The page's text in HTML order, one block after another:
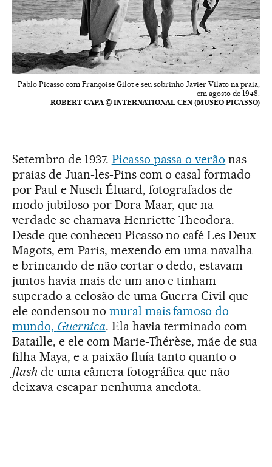
Pablo Picasso com Françoise Gilot e seu sobrinho Javier Vilato na praia,
em agosto de 1948.
ROBERT CAPA © INTERNATIONAL CEN (MUSEO PICASSO)
Setembro de 1937. Picasso passa o verão nas
praias de Juan-les-Pins com o casal formado
por Paul e Nusch Éluard, fotografados de
modo jubiloso por Dora Maar, que na
verdade se chamava Henriette Theodora.
Desde que conheceu Picasso no café Les Deux
Magots, em Paris, mexendo em uma navalha
e brincando de não cortar o dedo, estavam
juntos havia mais de um ano e tinham
superado a eclosão de uma Guerra Civil que
ele condensou no mural mais famoso do
mundo, Guernica. Ela havia terminado com
Bataille, e ele com Marie-Thérèse, mãe de sua
filha Maya, e a paixão fluía tanto quanto o
flashde uma câmera fotográfica que não
deixava escapar nenhuma anedota.